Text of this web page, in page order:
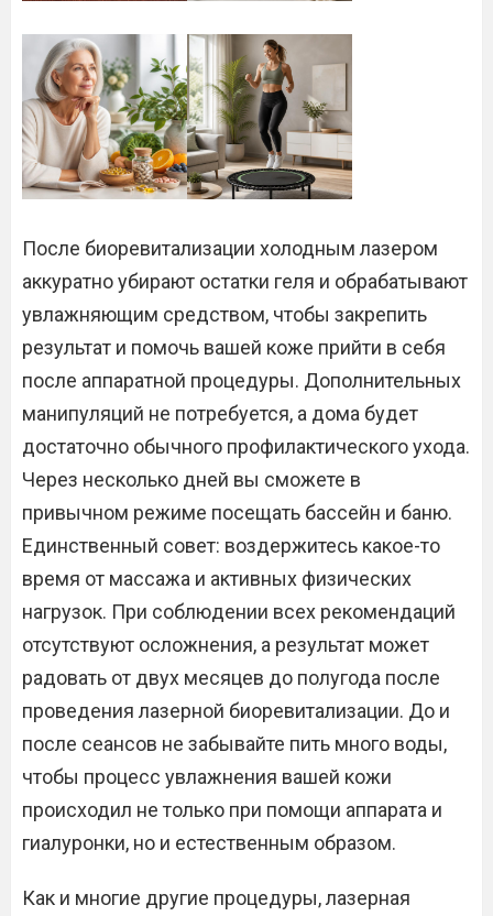
После биоревитализации холодным лазером
аккуратно убирают остатки геля и обрабатывают
увлажняющим средством, чтобы закрепить
результат и помочь вашей коже прийти в себя
после аппаратной процедуры. Дополнительных
манипуляций не потребуется, а дома будет
достаточно обычного профилактического ухода.
Через несколько дней вы сможете в
привычном режиме посещать бассейн и баню.
Единственный совет: воздержитесь какое-то
время от массажа и активных физических
нагрузок. При соблюдении всех рекомендаций
отсутствуют осложнения, а результат может
радовать от двух месяцев до полугода после
проведения лазерной биоревитализации. До и
после сеансов не забывайте пить много воды,
чтобы процесс увлажнения вашей кожи
происходил не только при помощи аппарата и
гиалуронки, но и естественным образом.
Как и многие другие процедуры, лазерная